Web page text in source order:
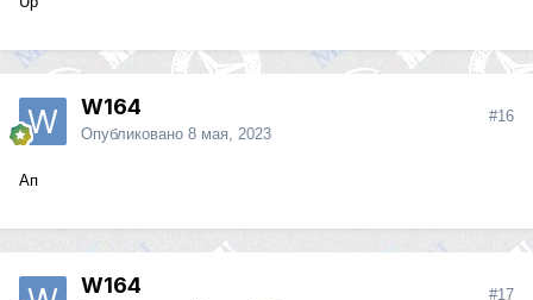
W164
Опубликовано 8 мая, 2023
#16
Ап
W164 #17